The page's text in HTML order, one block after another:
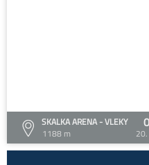
SKALKA ARENA - VLEKY
1188 m